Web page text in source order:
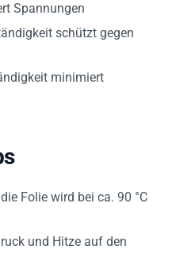
Spannungen
schützt gegen
minimiert
Folie wird bei ca. 90 °C
und Hitze auf den